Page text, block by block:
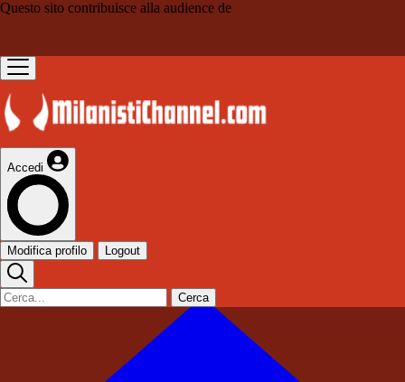
Questo sito contribuisce alla audience de
Accedi
Modifica profilo Logout
Cerca